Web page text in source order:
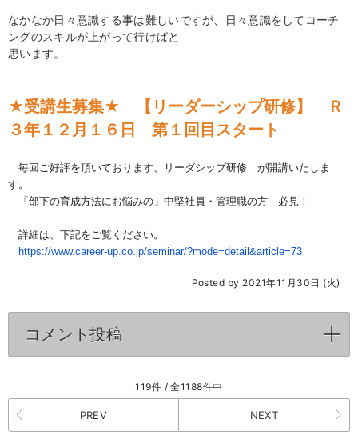
なかなか日々意識する事は難しいですが、日々意識をしてコーチ
ングのスキルが上がって行けばと
思います。
★受講生募集★ 【リーダーシップ研修】 Ｒ
３年１２月１６日 第１回目スタート
毎回ご好評を頂いております、リーダシップ研修 が開講いたしま
す。
「部下の育成方法にお悩みの」中堅社員・管理職の方 必見！
詳細は、下記をご覧ください。
https://www.career-up.co.jp/seminar/?mode=detail&article=73
Posted by 2021年11月30日 (火)
コメント投稿
119件 / 全1188件中
PREV NEXT